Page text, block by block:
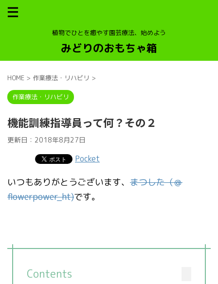
植物でひとを癒やす園芸療法、始めよう
みどりのおもちゃ箱
HOME > 作業療法・リハビリ >
作業療法・リハビリ
機能訓練指導員って何？その２
更新日： 2018年8月27日
Pocket
いつもありがとうございます、 まつした（＠
flowerpower_ht)です。
Contents